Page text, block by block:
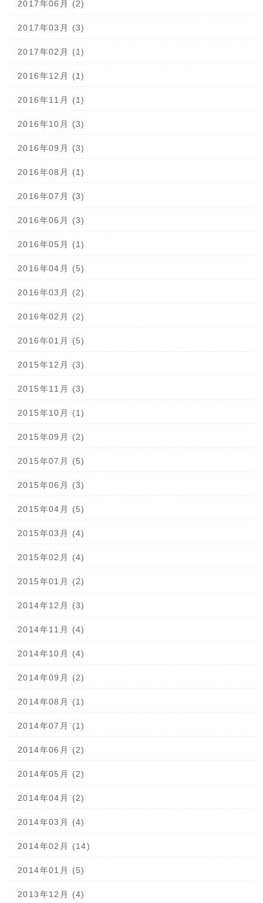
2017年06月 (2)
2017年03月 (3)
2017年02月 (1)
2016年12月 (1)
2016年11月 (1)
2016年10月 (3)
2016年09月 (3)
2016年08月 (1)
2016年07月 (3)
2016年06月 (3)
2016年05月 (1)
2016年04月 (5)
2016年03月 (2)
2016年02月 (2)
2016年01月 (5)
2015年12月 (3)
2015年11月 (3)
2015年10月 (1)
2015年09月 (2)
2015年07月 (5)
2015年06月 (3)
2015年04月 (5)
2015年03月 (4)
2015年02月 (4)
2015年01月 (2)
2014年12月 (3)
2014年11月 (4)
2014年10月 (4)
2014年09月 (2)
2014年08月 (1)
2014年07月 (1)
2014年06月 (2)
2014年05月 (2)
2014年04月 (2)
2014年03月 (4)
2014年02月 (14)
2014年01月 (5)
2013年12月 (4)